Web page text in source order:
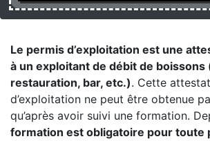
Le permis d’exploitation est une
à un exploitant de débit de
restauration, bar, etc.). Cette
d’exploitation ne peut être obtenue
qu’après avoir suivi une formation.
formation est obligatoire pour toute